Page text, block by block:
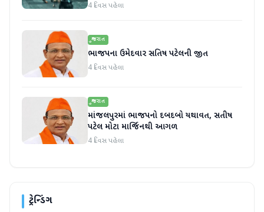
4 દિવસ પહેલા
ગુજરાત
ભાજપના ઉમેદવાર સતિષ પટેલની જીત
4 દિવસ પહેલા
ગુજરાત
માંજલપુરમાં ભાજપનો દબદબો યથાવત, સતીષ
પટેલ મોટા માર્જિનથી આગળ
4 દિવસ પહેલા
ટ્રેન્ડિંગ